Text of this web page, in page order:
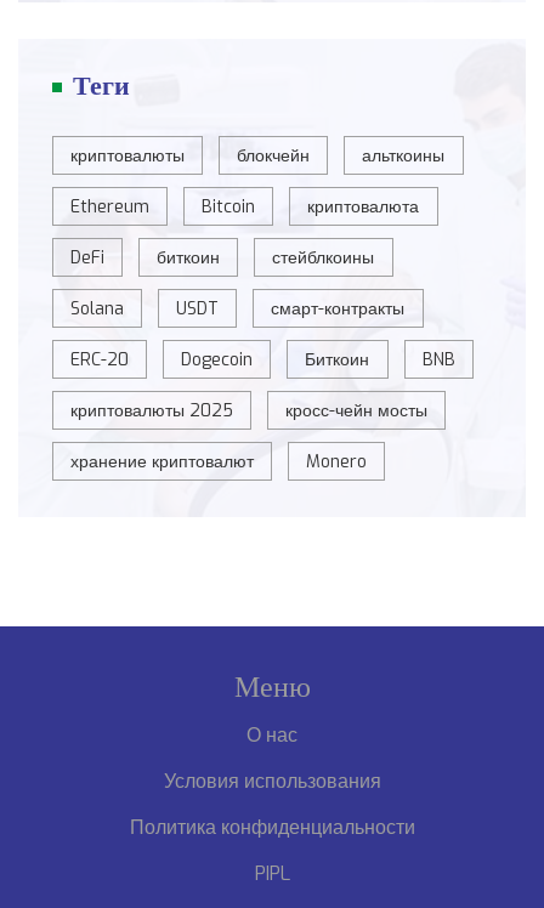
Теги
криптовалюты блокчейн альткоины
Ethereum Bitcoin криптовалюта
DeFi биткоин стейблкоины
Solana USDT смарт-контракты
ERC-20 Dogecoin Биткоин BNB
криптовалюты 2025 кросс-чейн мосты
хранение криптовалют Monero
Меню
О нас
Условия использования
Политика конфиденциальности
PIPL